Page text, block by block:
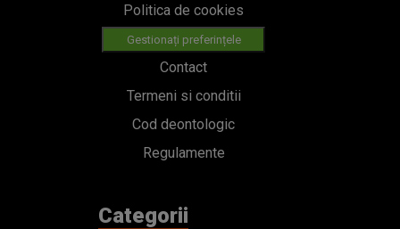
Politica de cookies
Gestionați preferințele
Contact
Termeni si conditii
Cod deontologic
Regulamente
Categorii